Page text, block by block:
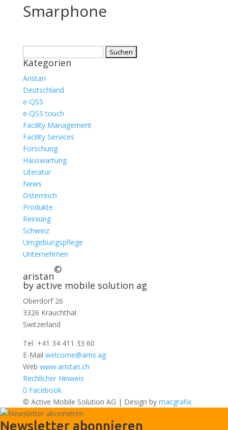
Smarphone
nach:
Kategorien
Aristan
Deutschland
e-QSS
e-QSS touch
Facility Management
Facility Services
Forschung
Hauswartung
Literatur
News
Österreich
Produkte
Reiniung
Schweiz
Umgebungspflege
Unternehmen
aristan
©
by active mobile solution ag
Oberdorf 26
3326 Krauchthal
Switzerland
Tel +41 34 411 33 60
E-Mail welcome@ams.ag
Web www.aristan.ch
Rechlicher Hinweis
Facebook
© Active Mobile Solution AG | Design by macgrafix.
Newsletter abonnieren